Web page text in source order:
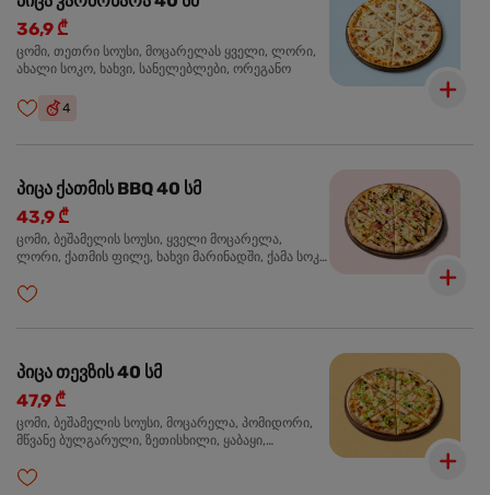
36,9 ₾
ცომი, თეთრი სოუსი, მოცარელას ყველი, ლორი,
ახალი სოკო, ხახვი, სანელებლები, ორეგანო
4
პიცა ქათმის BBQ 40 სმ
43,9 ₾
ცომი, ბეშამელის სოუსი, ყველი მოცარელა,
ლორი, ქათმის ფილე, ხახვი მარინადში, ქამა სოკო
პიცა თევზის 40 სმ
47,9 ₾
ცომი, ბეშამელის სოუსი, მოცარელა, პომიდორი,
მწვანე ბულგარული, ზეთისხილი, ყაბაყი,
ორეგანო